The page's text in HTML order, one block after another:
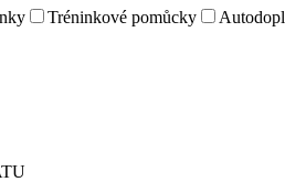
Tréninkové pomůcky